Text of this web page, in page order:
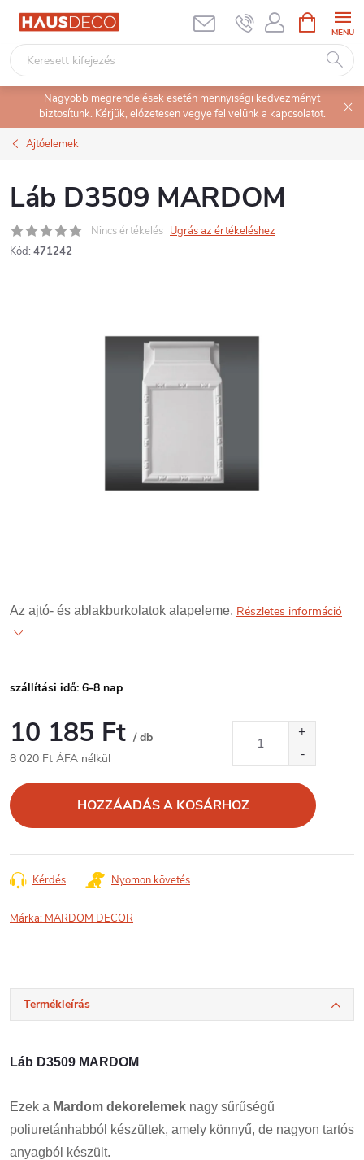
Ugrás
tartalomhoz
KOSÁR
Nagyobb megrendelések esetén mennyiségi kedvezményt
biztosítunk. Kérjük, előzetesen vegye fel velünk a kapcsolatot.
Ajtóelemek
Láb D3509 MARDOM
Nincs értékelés Ugrás az értékeléshez
Kód: 471242
Az ajtó- és ablakburkolatok alapeleme. Részletes információ
szállítási idő: 6-8 nap
10 185 Ft / db
8 020 Ft ÁFA nélkül
HOZZÁADÁS A KOSÁRHOZ
Kérdés Nyomon követés
Márka: MARDOM DECOR
Termékleírás
Láb D3509 MARDOM
Ezek a Mardom dekorelemek nagy sűrűségű
poliuretánhabból készültek, amely könnyű, de nagyon tartós
anyagból készült.